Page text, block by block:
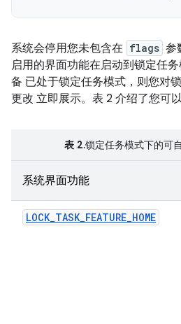
系统会停用您未包含在 flags 参
启用的界面功能在启动到锁定任
备 已处于锁定任务模式，则您对
更改 立即展示。表 2 介绍了您可
表 2.锁定任务模式下的可
系统界面功能
LOCK_TASK_FEATURE_HOME